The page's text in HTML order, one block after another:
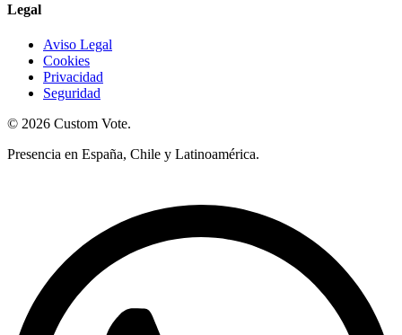
Legal
Aviso Legal
Cookies
Privacidad
Seguridad
© 2026 Custom Vote.
Presencia en España, Chile y Latinoamérica.